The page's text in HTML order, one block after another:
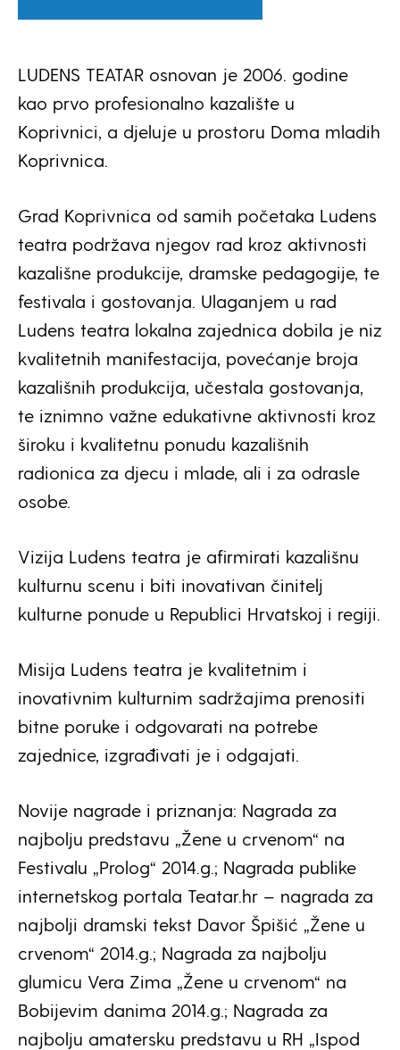
LUDENS TEATAR osnovan je 2006. godine
kao prvo profesionalno kazalište u
Koprivnici, a djeluje u prostoru Doma mladih
Koprivnica.
Grad Koprivnica od samih početaka Ludens
teatra podržava njegov rad kroz aktivnosti
kazališne produkcije, dramske pedagogije, te
festivala i gostovanja. Ulaganjem u rad
Ludens teatra lokalna zajednica dobila je niz
kvalitetnih manifestacija, povećanje broja
kazališnih produkcija, učestala gostovanja,
te iznimno važne edukativne aktivnosti kroz
široku i kvalitetnu ponudu kazališnih
radionica za djecu i mlade, ali i za odrasle
osobe.
Vizija Ludens teatra je afirmirati kazališnu
kulturnu scenu i biti inovativan činitelj
kulturne ponude u Republici Hrvatskoj i regiji.
Misija Ludens teatra je kvalitetnim i
inovativnim kulturnim sadržajima prenositi
bitne poruke i odgovarati na potrebe
zajednice, izgrađivati je i odgajati.
Novije nagrade i priznanja: Nagrada za
najbolju predstavu „Žene u crvenom“ na
Festivalu „Prolog“ 2014.g.; Nagrada publike
internetskog portala Teatar.hr – nagrada za
najbolji dramski tekst Davor Špišić „Žene u
crvenom“ 2014.g.; Nagrada za najbolju
glumicu Vera Zima „Žene u crvenom“ na
Bobijevim danima 2014.g.; Nagrada za
najbolju amatersku predstavu u RH „Ispod